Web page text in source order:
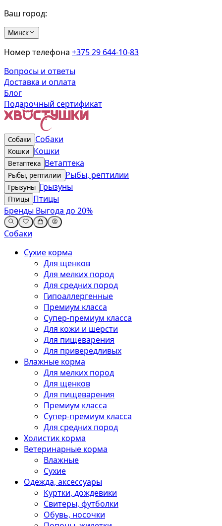
Ваш город:
Минск
Номер телефона +375 29 644-10-83
Вопросы и ответы
Доставка и оплата
Блог
Подарочный сертификат
Собаки Собаки
Кошки Кошки
Ветаптека Ветаптека
Рыбы, рептилии Рыбы, рептилии
Грызуны Грызуны
Птицы Птицы
Бренды Выгода до 20%
Собаки
Сухие корма
Для щенков
Для мелких пород
Для средних пород
Гипоаллергенные
Премиум класса
Супер-премиум класса
Для кожи и шерсти
Для пищеварения
Для привередливых
Влажные корма
Для мелких пород
Для щенков
Для пищеварения
Премиум класса
Супер-премиум класса
Для средних пород
Холистик корма
Ветеринарные корма
Влажные
Сухие
Одежда, аксессуары
Куртки, дождевики
Свитеры, футболки
Обувь, носочки